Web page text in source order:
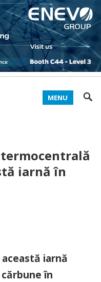
MENU
iarnă în
iarnă
în